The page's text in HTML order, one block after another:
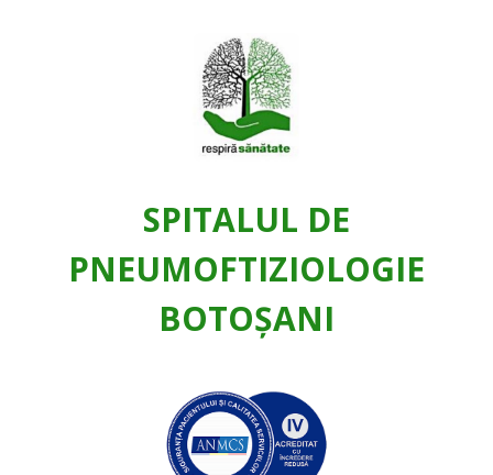
SPITALUL DE
PNEUMOFTIZIOLOGIE
BOTOŞANI